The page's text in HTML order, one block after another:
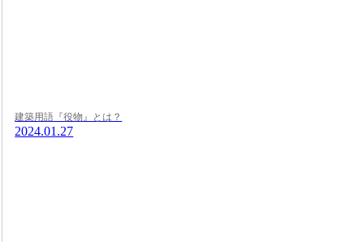
建築用語『役物』とは？
2024.01.27